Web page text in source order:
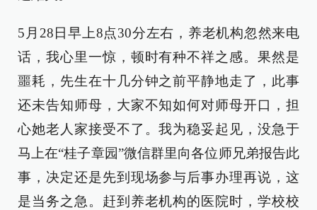
5月28日早上8点30分左右，养老机构忽然来电
话，我心里一惊，顿时有种不祥之感。果然是
噩耗，先生在十几分钟之前平静地走了，此事
还未告知师母，大家不知如何对师母开口，担
心她老人家接受不了。我为稳妥起见，没急于
马上在“桂子章园”微信群里向各位师兄弟报告此
事，决定还是先到现场参与后事办理再说，这
是当务之急。赶到养老机构的医院时，学校校